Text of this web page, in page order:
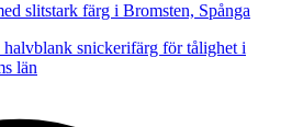
slitstark färg i Bromsten, Spånga
halvblank snickerifärg för tålighet i
län